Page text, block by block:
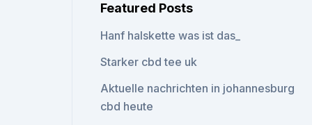
Featured Posts
Hanf halskette was ist das_
Starker cbd tee uk
Aktuelle nachrichten in johannesburg
cbd heute